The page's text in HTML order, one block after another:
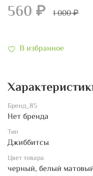
560 ₽ 1 000 ₽
В избранное
Бренд_85
Нет бренда
Тип
Джиббитсы
Цвет товара
черный, белый